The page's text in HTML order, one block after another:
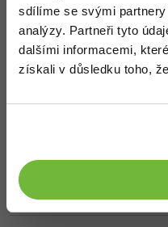
sdílíme se svými
analýzy. Partneři tyto
dalšími informacemi,
získali v důsledku toho,
Nahoru
Odpovídá na Ondrca
Benjibs:
Každopádne, neviem si
až sa ho po pár rokoch
nehovoriac o tom, čo